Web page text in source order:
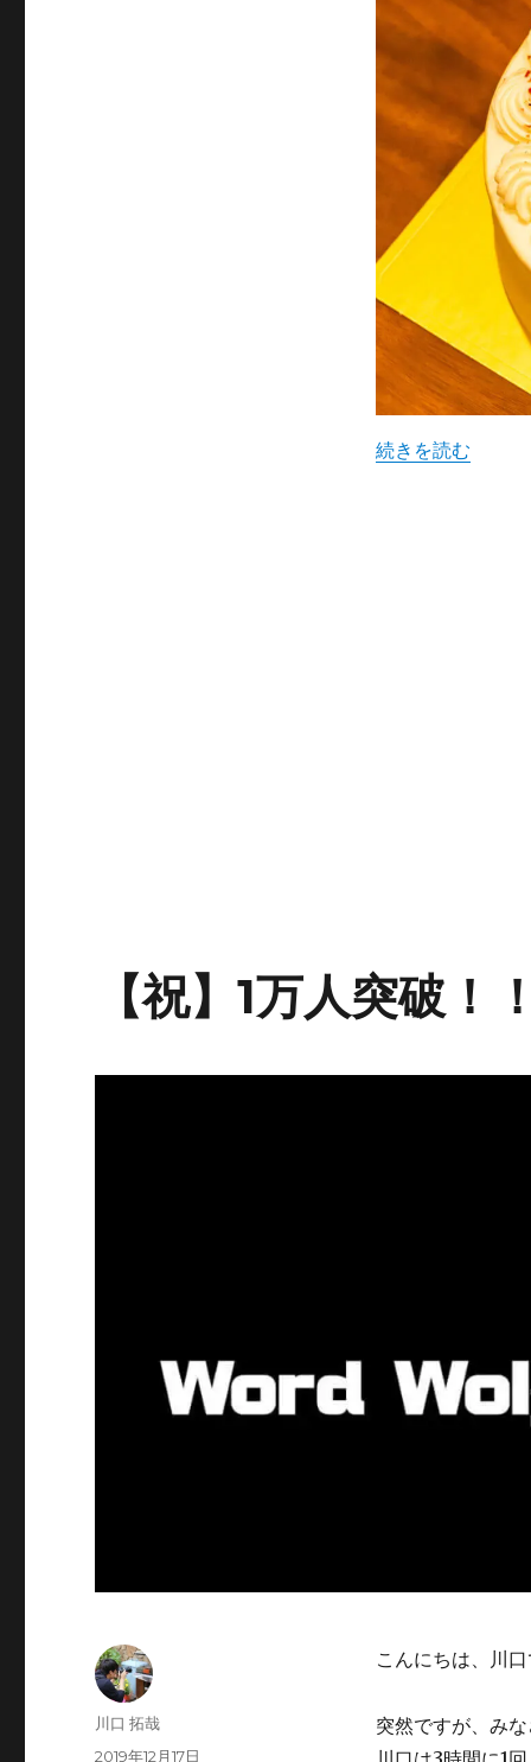
“【祝】10万人突
続きを読む
【祝】1万人突破！
こんにちは、川
突然ですが、み
投
川口 拓哉
投
2019年12月17日